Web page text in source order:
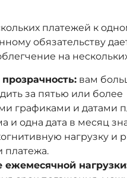
платежей к
обязательству
на
вам
за пятью или более
графиками и датами
и одна дата в месяц
нагрузку и
платежа.